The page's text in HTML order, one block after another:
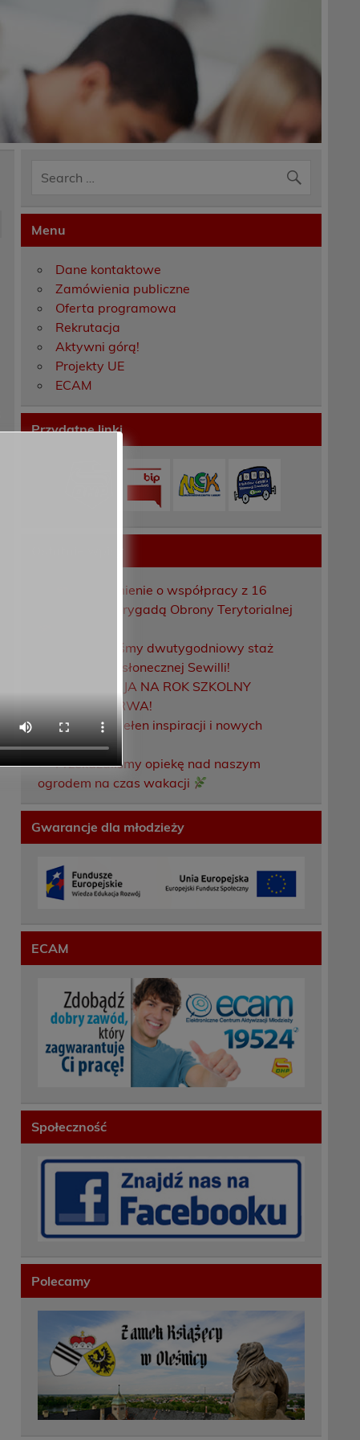
Menu
Dane kontaktowe
Zamówienia publiczne
Oferta programowa
Rekrutacja
Aktywni górą!
Projekty UE
ECAM
Przydatne linki
Porozumienie o współpracy z 16
Dolnośląską Brygadą Obrony Terytorialnej
Zakończyliśmy dwutygodniowy staż
zawodowy w słonecznej Sewilli!
REKRUTACJA NA ROK SZKOLNY
2026/2027 TRWA!
Weekend pełen inspiracji i nowych
doświadczeń!
Przekazaliśmy opiekę nad naszym
ogrodem na czas wakacji
Gwarancje dla młodzieży
ECAM
Społeczność
Polecamy